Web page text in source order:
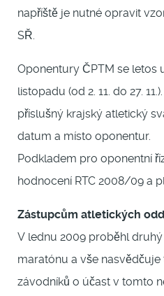
napříště je nutné opravit
SŘ.
Oponentury ČPTM se letos
listopadu (od 2. 11. do 27.
příslušný krajský atletický
datum a místo oponentur.
Podkladem pro oponentní
hodnocení RTC 2008/09 a
Zástupcům atletických
V lednu 2009 proběhl
maratónu a vše
závodníků o účast v tomto